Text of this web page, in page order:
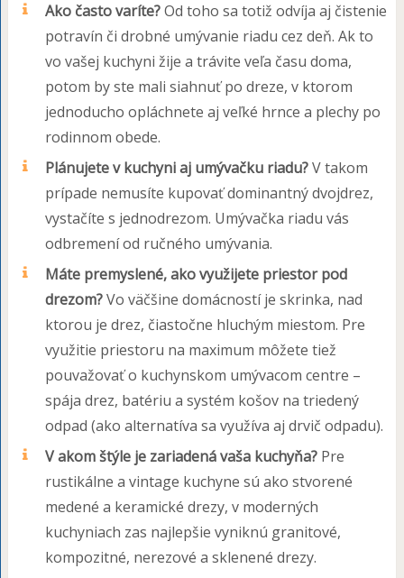
Ako často varíte?Od toho sa totiž odvíja aj čistenie
potravín či drobné umývanie riadu cez deň. Ak to
vo vašej kuchyni žije a trávite veľa času doma,
potom by ste mali siahnuť po dreze, v ktorom
jednoducho opláchnete aj veľké hrnce a plechy po
rodinnom obede.
Plánujete v kuchyni aj umývačku riadu?V takom
prípade nemusíte kupovať dominantný dvojdrez,
vystačíte s jednodrezom. Umývačka riadu vás
odbremení od ručného umývania.
Máte premyslené, ako využijete priestor pod
drezom?Vo väčšine domácností je skrinka, nad
ktorou je drez, čiastočne hluchým miestom. Pre
využitie priestoru na maximum môžete tiež
pouvažovať o kuchynskom umývacom centre –
spája drez, batériu a systém košov na triedený
odpad (ako alternatíva sa využíva aj drvič odpadu).
V akom štýle je zariadená vaša kuchyňa?Pre
rustikálne a vintage kuchyne sú ako stvorené
medené a keramické drezy, v moderných
kuchyniach zas najlepšie vyniknú granitové,
kompozitné, nerezové a sklenené drezy.